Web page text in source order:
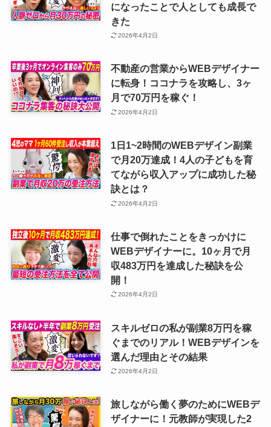
になったことで人としても成長で
きた
2026年4月2日
不動産の営業からWEBデザイナー
に転身！ココナラを攻略し、3ヶ
月で70万円を稼ぐ！
2026年4月2日
1日1~2時間のWEBデザイン副業
で月20万達成！4人の子どもを育
てながら収入アップに成功した秘
訣とは？
2026年4月2日
仕事で倒れたことをきっかけに
WEBデザイナーに。10ヶ月で月
収483万円を達成した秘訣を公
開！
2026年4月2日
スキルゼロの私が副業8万円を稼
ぐまでのリアル！WEBデザインを
選んだ理由とその結果
2026年4月2日
旅しながら働く夢のためにWEBデ
ザイナーに！元教師が実現した2